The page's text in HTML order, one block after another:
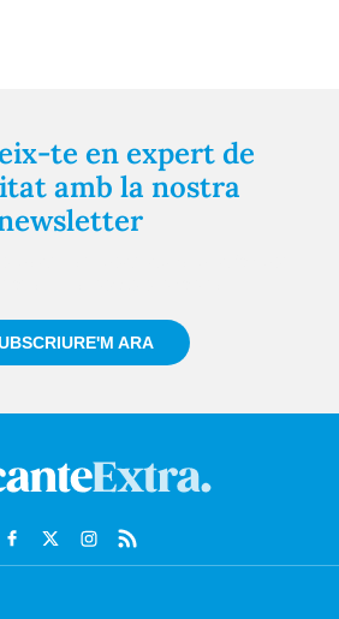
te en expert de
amb la nostra
ARA